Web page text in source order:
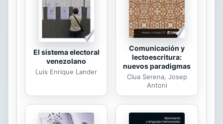
El sistema electoral
venezolano
Luis Enrique Lander
Comunicación y
lectoescritura:
nuevos paradigmas
Clua Serena, Josep
Antoni